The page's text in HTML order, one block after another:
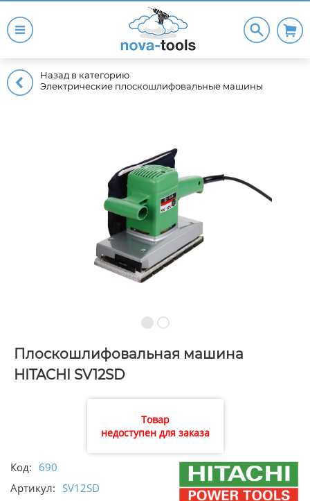
Назад в категорию
Электрические плоскошлифовальные машины
Плоскошлифовальная машина
HITACHI SV12SD
Товар
недоступен для заказа
Код: 690
Артикул: SV12SD